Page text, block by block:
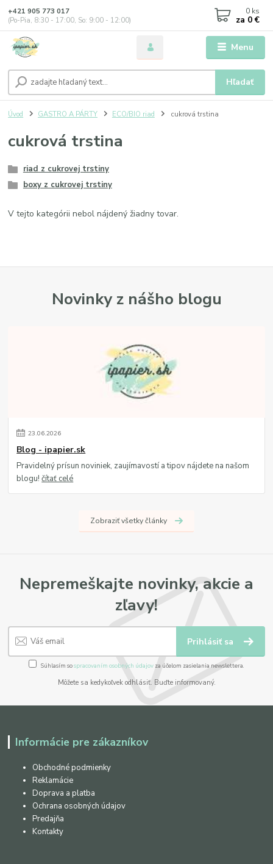
Menu
Hľadať
+421 905 773 017
(Po-Pia, 8:30 - 17:00, So: 9:00 - 12:00)
0 ks
za 0 €
Úvod GASTRO A PÁRTY ECO/BIO riad cukrová trstina
cukrová trstina
riad z cukrovej trstiny
boxy z cukrovej trstiny
V tejto kategórii nebol nájdený žiadny tovar.
Novinky z nášho blogu
23.06.2026
Blog - ipapier.sk
Pravidelný prísun noviniek, zaujímavostí a tipov nájdete na našom
blogu!čítať celé
Zobraziť všetky články
Nepremeškajte novinky, akcie a
zľavy!
Prihlásiť sa
Súhlasím sospracovaním osobných údajov za účelom zasielania newslettera.
Môžete sa kedykoľvek odhlásiť. Buďte informovaný.
Informácie pre zákazníkov
Obchodné podmienky
Reklamácie
Doprava a platba
Ochrana osobných údajov
Predajňa
Kontakty